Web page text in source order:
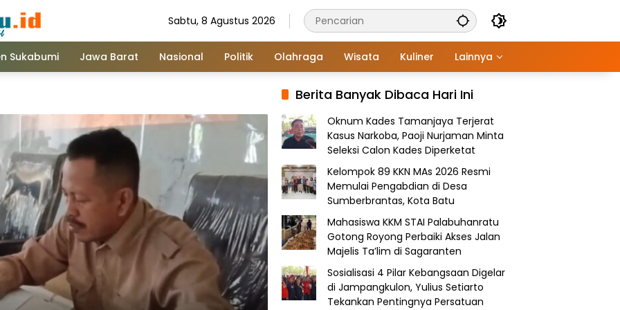
Sabtu, 8 Agustus 2026
Sukabumi Jawa Barat Nasional Politik Olahraga Wisata Kuliner Lainnya
Berita Banyak Dibaca Hari Ini
Oknum Kades Tamanjaya Terjerat
Kasus Narkoba, Paoji Nurjaman Minta
Seleksi Calon Kades Diperketat
Kelompok 89 KKN MAs 2026 Resmi
Memulai Pengabdian di Desa
Sumberbrantas, Kota Batu
Mahasiswa KKM STAI Palabuhanratu
Gotong Royong Perbaiki Akses Jalan
Majelis Ta’lim di Sagaranten
Sosialisasi 4 Pilar Kebangsaan Digelar
di Jampangkulon, Yulius Setiarto
Tekankan Pentingnya Persatuan